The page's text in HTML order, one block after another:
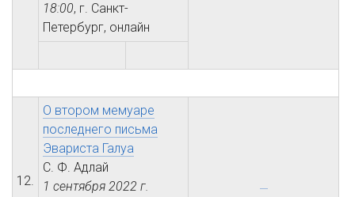
18:00, г. Санкт-
Петербург, онлайн
12.
О втором мемуаре
последнего письма
Эвариста Галуа
С. Ф. Адлай
1 сентября 2022 г.